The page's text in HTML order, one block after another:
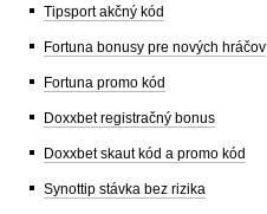
Tipsport akčný kód
Fortuna bonusy pre nových hráčov
Fortuna promo kód
Doxxbet registračný bonus
Doxxbet skaut kód a promo kód
Synottip stávka bez rizika